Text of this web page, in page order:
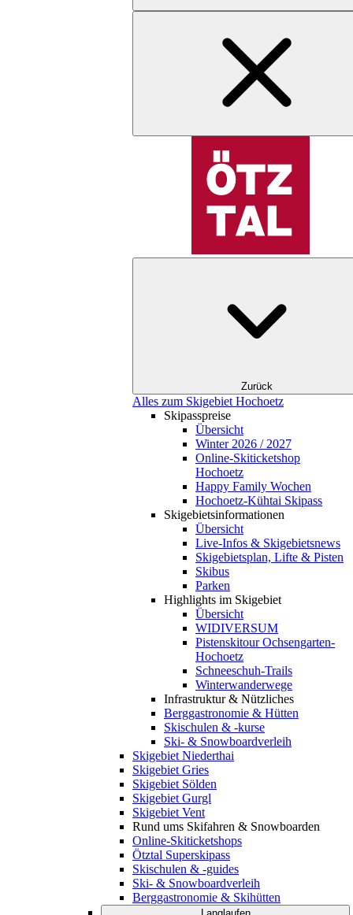
Zurück
Alles zum Skigebiet Hochoetz
Skipasspreise
Übersicht
Winter 2026 / 2027
Online-Skiticketshop
Hochoetz
Happy Family Wochen
Hochoetz-Kühtai Skipass
Skigebietsinformationen
Übersicht
Live-Infos & Skigebietsnews
Skigebietsplan, Lifte & Pisten
Skibus
Parken
Highlights im Skigebiet
Übersicht
WIDIVERSUM
Pistenskitour Ochsengarten-
Hochoetz
Schneeschuh-Trails
Winterwanderwege
Infrastruktur & Nützliches
Berggastronomie & Hütten
Skischulen & -kurse
Ski- & Snowboardverleih
Skigebiet Niederthai
Skigebiet Gries
Skigebiet Sölden
Skigebiet Gurgl
Skigebiet Vent
Rund ums Skifahren & Snowboarden
Online-Skiticketshops
Ötztal Superskipass
Skischulen & -guides
Ski- & Snowboardverleih
Berggastronomie & Skihütten